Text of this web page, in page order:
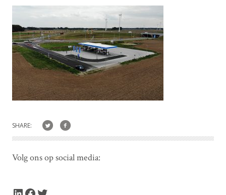
SHARE:
Volg ons op social media:
LinkedIn Facebook